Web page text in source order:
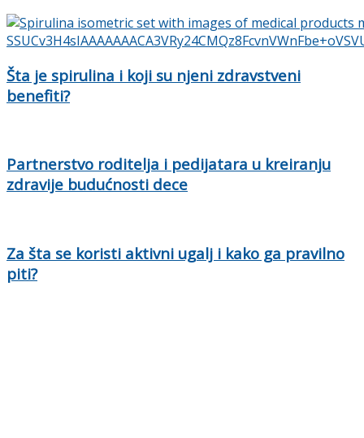
Šta je spirulina i koji su njeni zdravstveni
benefiti?
Partnerstvo roditelja i pedijatara u kreiranju
zdravije budućnosti dece
Za šta se koristi aktivni ugalj i kako ga pravilno
piti?